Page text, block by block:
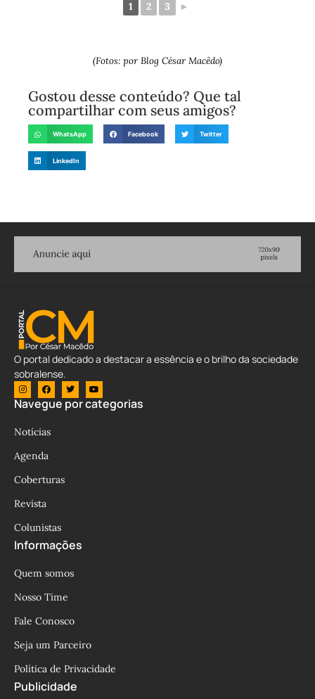
1 2 3 ►
(Fotos: por Blog César Macêdo)
Gostou desse conteúdo? Que tal
compartilhar com seus amigos?
WhatsApp Facebook Twitter
LinkedIn
O portal dedicado a destacar a essência e o brilho da sociedade
sobralense.
Navegue por categorias
Notícias
Agenda
Coberturas
Revista
Colunistas
Informações
Quem somos
Nosso Time
Fale Conosco
Seja um Parceiro
Política de Privacidade
Publicidade